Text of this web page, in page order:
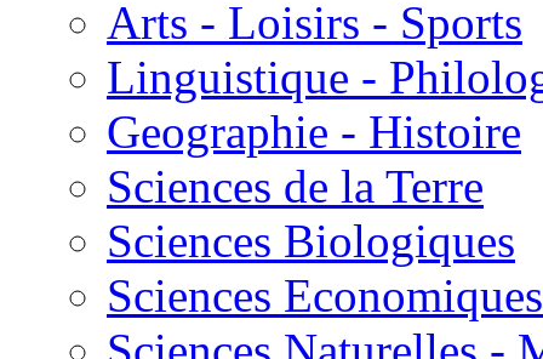
Arts - Loisirs - Sports
Linguistique -
Geographie - Histoire
Sciences de la Terre
Sciences Biologiques
Sciences Economiques